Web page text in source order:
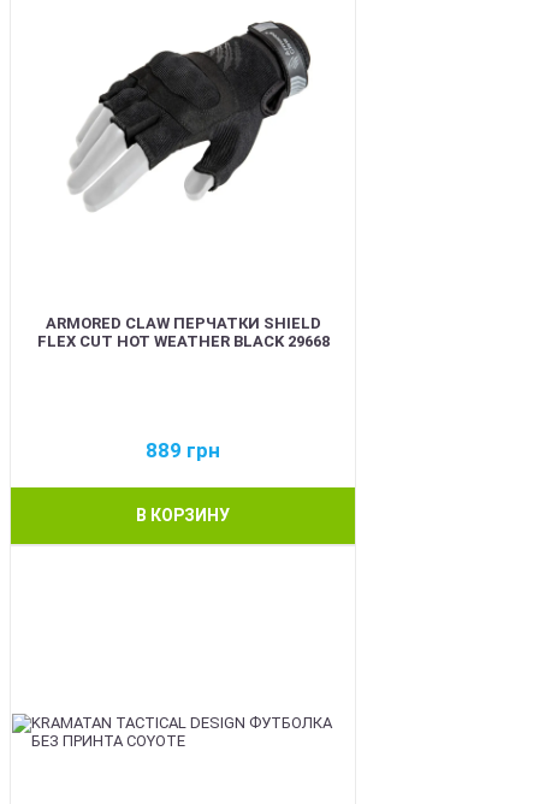
ARMORED CLAW ПЕРЧАТКИ SHIELD
FLEX CUT HOT WEATHER BLACK 29668
889 грн
В КОРЗИНУ